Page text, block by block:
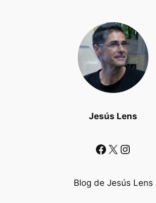
Jesús Lens
Facebook X Instagram
Blog de Jesús Lens